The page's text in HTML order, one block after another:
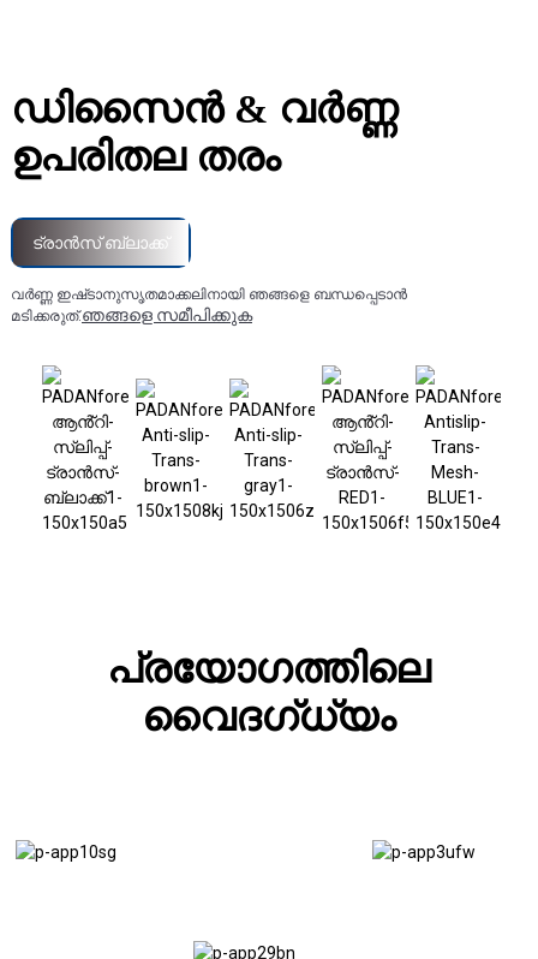
ഡിസൈൻ & വർണ്ണ
ഉപരിതല തരം
ട്രാൻസ് ബ്ലാക്ക്
വർണ്ണ ഇഷ്‌ടാനുസൃതമാക്കലിനായി ഞങ്ങളെ ബന്ധപ്പെടാൻ
മടിക്കരുത്.ഞങ്ങളെ സമീപിക്കുക
പ്രയോഗത്തിലെ
വൈദഗ്ധ്യം